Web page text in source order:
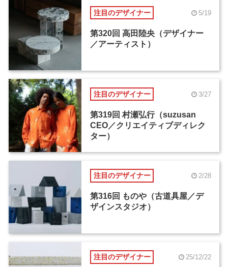
注目のデザイナー 5/19
第320回 高田陸央（デザイナー
／アーティスト）
注目のデザイナー 3/27
第319回 村瀬弘行（suzusan
CEO／クリエイティブディレク
ター）
注目のデザイナー 2/28
第316回 ものや（古道具屋／デ
ザインスタジオ）
注目のデザイナー 25/12/22